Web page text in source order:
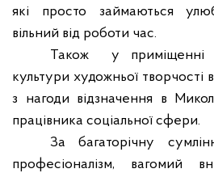
які просто займаються
вільний від роботи час.
Також
у приміщенні
культури художньої творчості
з нагоди відзначення в
працівника соціальної сфери.
За багаторічну
професіоналізм, вагомий